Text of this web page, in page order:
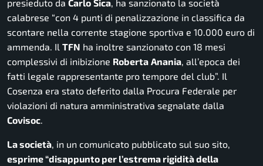
presieduto da Carlo Sica , ha sanzionato la società
calabrese “con 4 punti di penalizzazione in classifica da
scontare nella corrente stagione sportiva e 10.000 euro di
ammenda. Il TFN ha inoltre sanzionato con 18 mesi
complessivi di inibizione Roberta Anania , all’epoca dei
fatti legale rappresentante pro tempore del club”. Il
Cosenza era stato deferito dalla Procura Federale per
violazioni di natura amministrativa segnalate dalla
Covisoc
La società , in un comunicato pubblicato sul suo sito,
esprime“disappunto per l’estrema rigidità della